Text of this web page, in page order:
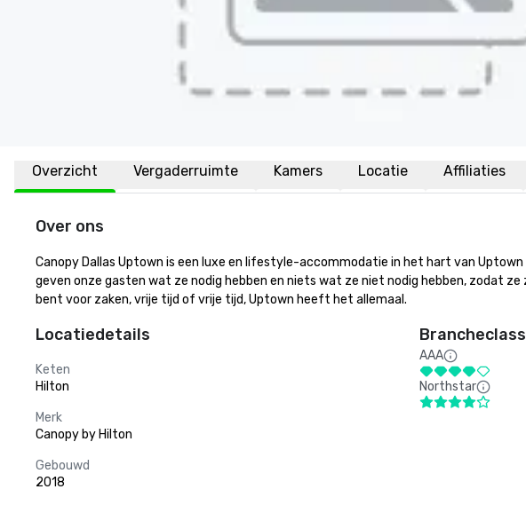
Overzicht Vergaderruimte Kamers Locatie Affiliaties
Over ons
Canopy Dallas Uptown is een luxe en lifestyle-accommodatie in het hart van Uptown
geven onze gasten wat ze nodig hebben en niets wat ze niet nodig hebben, zodat
bent voor zaken, vrije tijd of vrije tijd, Uptown heeft het allemaal.
Locatiedetails
Keten
Hilton
Merk
Canopy by Hilton
Gebouwd
2018
AAA
Northstar